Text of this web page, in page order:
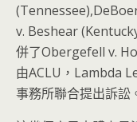
v. Beshear
併了Obergefell v.
由ACLU，Lambda
事務所聯合提出訴訟